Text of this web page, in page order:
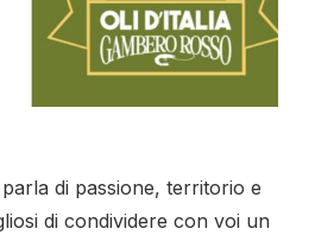
di passione, territorio e
di condividere con voi un